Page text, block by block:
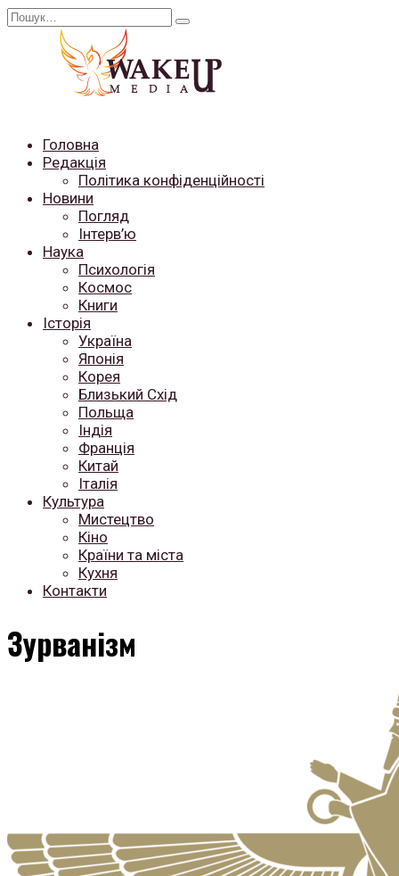
Перейти
Search
Головна
Редакція
Політика конфіденційності
Новини
Погляд
Інтерв’ю
Наука
Психологія
Космос
Книги
Історія
Україна
Японія
Корея
Близький Схід
Польща
Індія
Франція
Китай
Італія
Культура
Мистецтво
Кіно
Країни та міста
Кухня
Контакти
Зурванізм